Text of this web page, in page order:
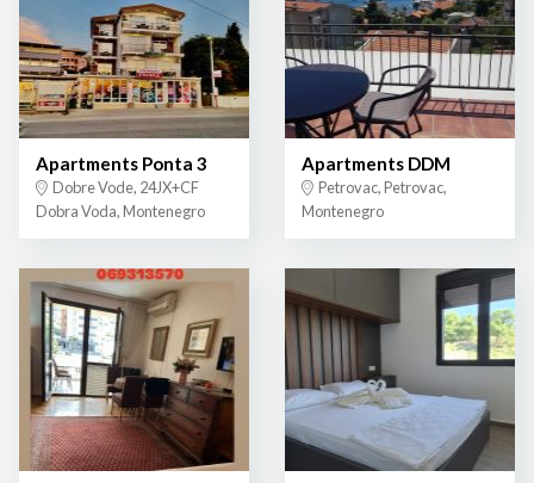
Apartments Ponta 3
Dobre Vode, 24JX+CF
Dobra Voda, Montenegro
Apartments DDM
Petrovac, Petrovac,
Montenegro